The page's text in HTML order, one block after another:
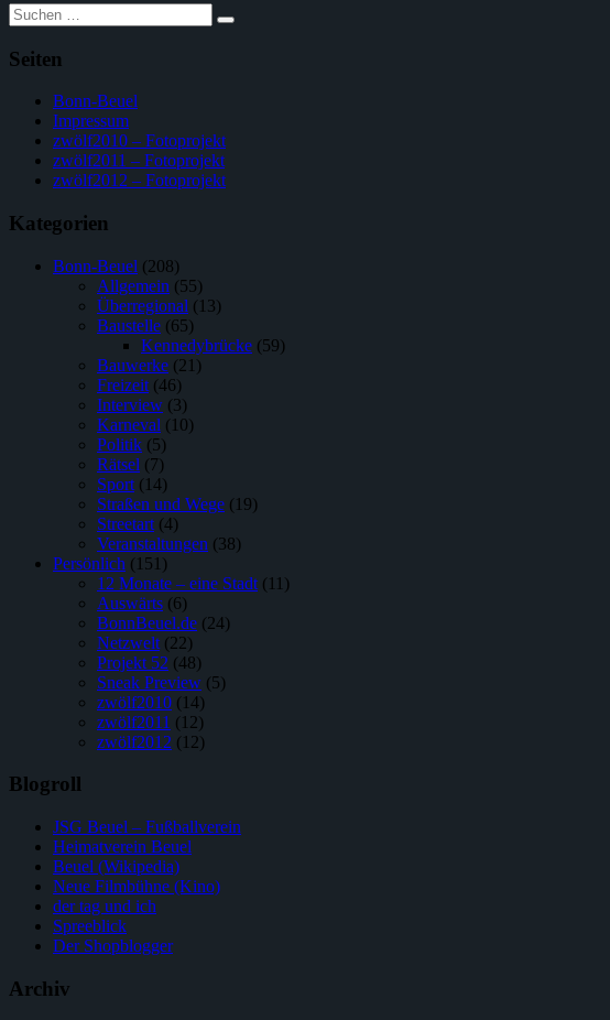
Suche
nach:
Seiten
Bonn-Beuel
Impressum
zwölf2010 – Fotoprojekt
zwölf2011 – Fotoprojekt
zwölf2012 – Fotoprojekt
Kategorien
Bonn-Beuel (208)
Allgemein (55)
Überregional (13)
Baustelle (65)
Kennedybrücke (59)
Bauwerke (21)
Freizeit (46)
Interview (3)
Karneval (10)
Politik (5)
Rätsel (7)
Sport (14)
Straßen und Wege (19)
Streetart (4)
Veranstaltungen (38)
Persönlich (151)
12 Monate – eine Stadt (11)
Auswärts (6)
BonnBeuel.de (24)
Netzwelt (22)
Projekt 52 (48)
Sneak Preview (5)
zwölf2010 (14)
zwölf2011 (12)
zwölf2012 (12)
Blogroll
JSG Beuel – Fußballverein
Heimatverein Beuel
Beuel (Wikipedia)
Neue Filmbühne (Kino)
der tag und ich
Spreeblick
Der Shopblogger
Archiv